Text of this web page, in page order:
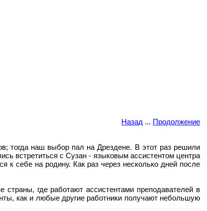
Назад ... Продолжение
тогда наш выбор пал на Дрездене. В этот раз решили
встретиться с Сузан - языковым ассистентом центра
к себе на родину. Как раз через несколько дней после
где работают ассистентами преподавателей в
как и любые другие работники получают небольшую